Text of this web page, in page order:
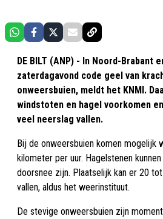
DE BILT (ANP) - In Noord-Brabant
zaterdagavond code geel van
onweersbuien, meldt het KNMI.
windstoten en hagel voorkomen
veel neerslag vallen.
Bij de onweersbuien komen mogelijk
kilometer per uur. Hagelstenen
doorsnee zijn. Plaatselijk kan er 20
vallen, aldus het weerinstituut.
De stevige onweersbuien zijn